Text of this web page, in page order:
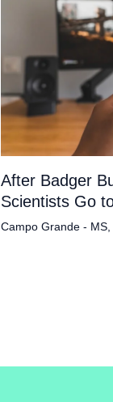
After Badger
Scientists Go
Campo Grande - MS,